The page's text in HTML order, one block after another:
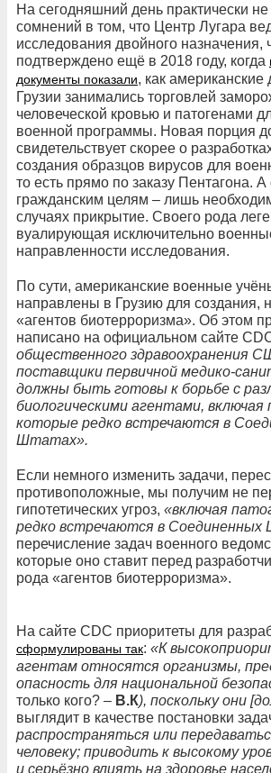
На сегодняшний день практически не
сомнений в том, что Центр Лугара
исследования двойного назначения,
подтверждено ещё в 2018 году, когда
документы показали, как
Грузии занимались торговлей
человеческой кровью и патогенами
военной программы. Новая порция
свидетельствует скорее о
создания образцов вирусов для
то есть прямо по заказу Пентагона. А
гражданским целям – лишь
случаях прикрытие. Своего рода
вуалирующая исключительно
направленности исследования.
По сути, американские военные
направлены в Грузию для создания,
«агентов биотерроризма». Об этом
написано на официальном сайте
общественного здравоохранения
поставщики первичной медико-
должны быть готовы к борьбе с
биологическими агентами, включая
которые редко встречаются в
Штатах».
Если немного изменить задачи,
противоположные, мы получим не
гипотетических угроз, «включая
редко встречаются в
перечисление задач военного
которые оно ставит перед
рода «агентов биотерроризма».
На сайте CDC приоритеты для
сформулированы так: «К
агентам относятся организмы,
опасность для национальной
только кого? – В.К), поскольку они
выглядит в качестве постановки
распространяться или
человеку; приводить к высокому
и серьёзно влиять на здоровье